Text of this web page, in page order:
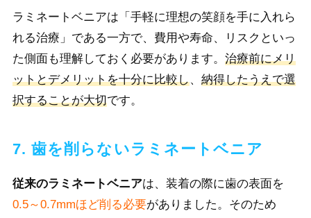
ラミネートベニアは「手軽に理想の笑顔を手に入れら
れる治療」である一方で、費用や寿命、リスクといっ
た側面も理解しておく必要があります。 治療前にメリ
ットとデメリットを十分に比較し、 納得したうえで選
択することが大切です。
7. 歯を削らないラミネートベニア
従来のラミネートベニアは、装着の際に歯の表面を
0.5～0.7mmほど削る必要がありました。そのため